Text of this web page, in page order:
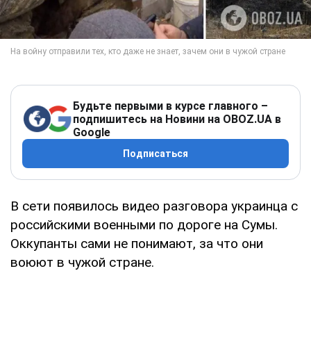
Будьте первыми в курсе главного –
подпишитесь на Новини на OBOZ.UA в
Google
Подписаться
В сети появилось видео разговора украинца с
российскими военными по дороге на Сумы.
Оккупанты сами не понимают, за что они
воюют в чужой стране.